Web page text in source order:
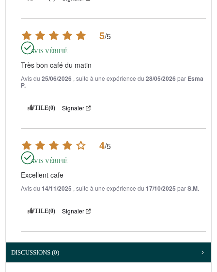
5/5
AVIS VÉRIFIÉ
Très bon café du matin
Avis du 25/06/2026 , suite à une expérience du 28/05/2026 par Esma
P.
UTILE(0) Signaler
4/5
AVIS VÉRIFIÉ
Excellent cafe
Avis du 14/11/2025 , suite à une expérience du 17/10/2025 parS.M.
UTILE(0) Signaler
DISCUSSIONS (0)